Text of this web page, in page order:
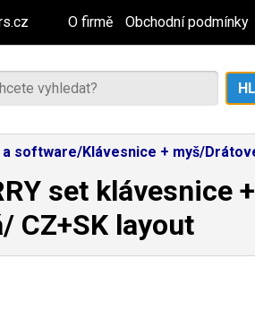
O firmě Obchodní podmínky
software/Klávesnice + myš/
set klávesnice
CZ+SK layout